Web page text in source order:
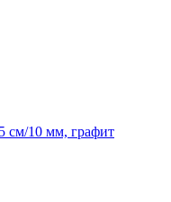
см/10 мм, графит